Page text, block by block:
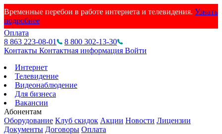
Временные перебои в работе интернета и телевидения. Узнать
подробнее
Оплата
8 863 223-08-01
8 800 302-13-30
Контакты Контактная информация Войти
Интернет
Телевидение
Видеонаблюдение
Для бизнеса
Вакансии
Абонентам
Оборудование Клуб скидок Акции Новости Лицензии
Документы Договоры Оплата